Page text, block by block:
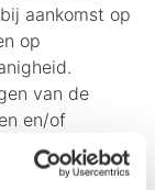
aankomst op
op
van de
en/of
van recht tot
e.d. te